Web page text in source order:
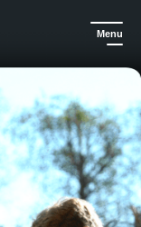
Menu
Campeggio les Granges Bas